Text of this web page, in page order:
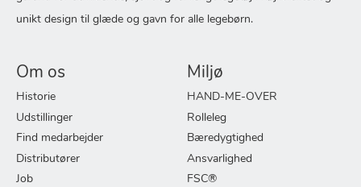
unikt design til glæde og gavn for alle legebørn.
Om os
Historie
Udstillinger
Find medarbejder
Distributører
Job
Miljø
HAND-ME-OVER
Rolleleg
Bæredygtighed
Ansvarlighed
FSC®